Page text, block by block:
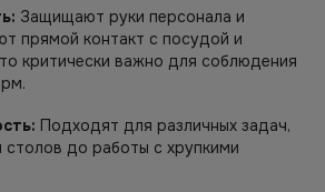
Защищают руки персонала и
прямой контакт с посудой и
критически важно для соблюдения
Подходят для различных задач,
столов до работы с хрупкими